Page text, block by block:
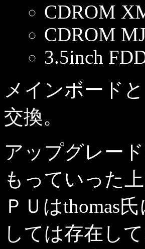
CDROM
CDROM
3.5inch
メインボード
交換。
アップグレー
もっていった
ＰＵはthomas
しては存在して